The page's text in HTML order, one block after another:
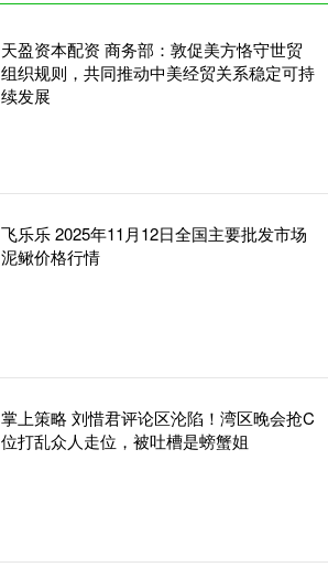
天盈资本配资 商务部：敦促美方恪守世贸
组织规则，共同推动中美经贸关系稳定可持
续发展
飞乐乐 2025年11月12日全国主要批发市场
泥鳅价格行情
掌上策略 刘惜君评论区沦陷！湾区晚会抢C
位打乱众人走位，被吐槽是螃蟹姐